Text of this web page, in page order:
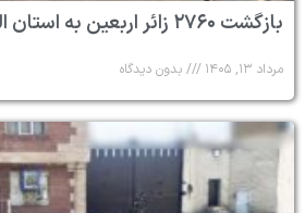
بازگشت ۲۷۶۰ زائر اربعین به استان البرز
مرداد ۱۳, ۱۴۰۵ بدون دیدگاه